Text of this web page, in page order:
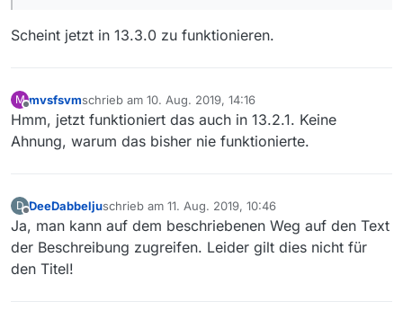
Scheint jetzt in 13.3.0 zu funktionieren.
M
Offline
mvsfsvmschrieb am 10. Aug. 2019, 14:16
zuletzt editiert von
Hmm, jetzt funktioniert das auch in 13.2.1. Keine
Ahnung, warum das bisher nie funktionierte.
D DeeDabbeljuschrieb am 11. Aug. 2019, 10:46
zuletzt editiert von
Ja, man kann auf dem beschriebenen Weg auf den Text
der Beschreibung zugreifen. Leider gilt dies nicht für
den Titel!